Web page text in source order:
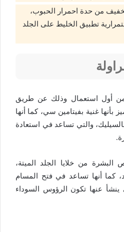
من حدة احمرار الحبوب،
تطبيق الخليط على الجلد
أول استعمال وذلك عن طريق
بأنها غنية بفيتامين سي، كما أنها
والتي تساعد في استعادة
البشرة من خلايا الجلد الميتة،
كما أنها تساعد في فتح المسام
ينشأ عنها تكون الرؤوس السوداء